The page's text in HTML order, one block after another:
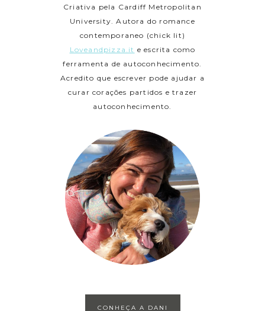
Criativa pela Cardiff Metropolitan
University. Autora do romance
contemporaneo (chick lit)
Loveandpizza.it e escrita como
ferramenta de autoconhecimento.
Acredito que escrever pode ajudar a
curar corações partidos e trazer
autoconhecimento.
CONHEÇA A DANI